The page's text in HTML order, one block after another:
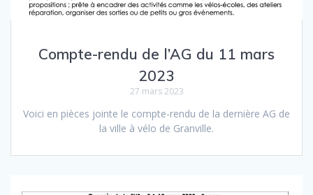
Compte-rendu de l’AG du 11 mars
2023
27 mars 2023
Voici en pièces jointe le compte-rendu de la dernière AG de
la ville à vélo de Granville.